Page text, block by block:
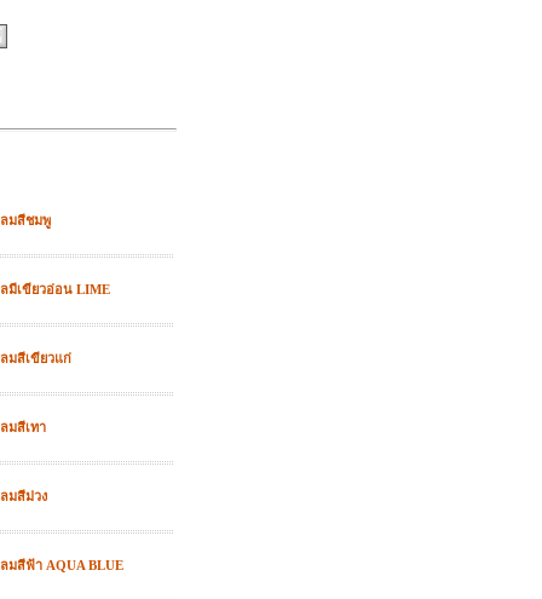
ลมสีชมพู
มีเขียวอ่อน LIME
มสีเขียวแก่
มสีเทา
มสีม่วง
มสีฟ้า AQUA BLUE